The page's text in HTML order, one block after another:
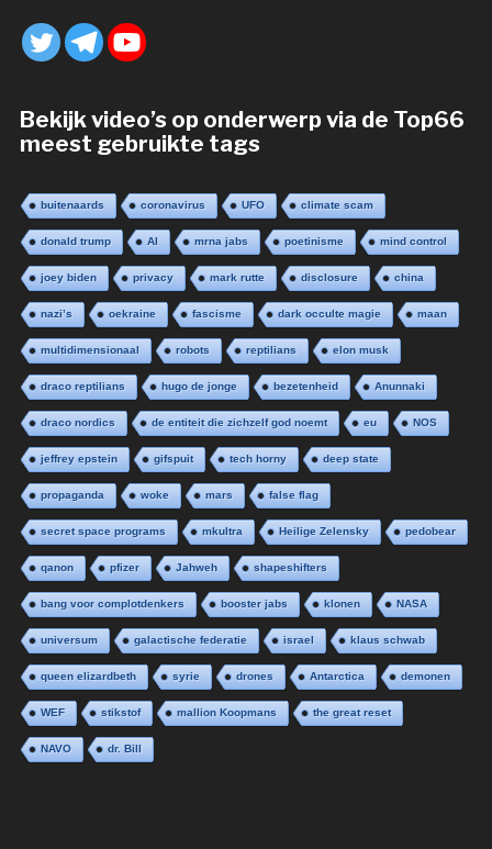
Bekijk video’s op onderwerp via de Top66
meest gebruikte tags
buitenaards coronavirus UFO climate scam
donald trump AI mrna jabs poetinisme mind control
joey biden privacy mark rutte disclosure china
nazi’s oekraine fascisme dark occulte magie maan
multidimensionaal robots reptilians elon musk
draco reptilians hugo de jonge bezetenheid Anunnaki
draco nordics de entiteit die zichzelf god noemt eu NOS
jeffrey epstein gifspuit tech horny deep state
propaganda woke mars false flag
secret space programs mkultra Heilige Zelensky pedobear
qanon pfizer Jahweh shapeshifters
bang voor complotdenkers booster jabs klonen NASA
universum galactische federatie israel klaus schwab
queen elizardbeth syrie drones Antarctica demonen
WEF stikstof mallion Koopmans the great reset
NAVO dr. Bill